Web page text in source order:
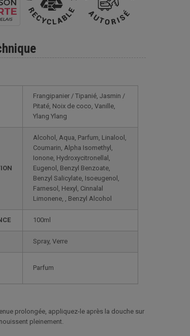
Frangipanier / Tipanié, Jasmin /
Pitaté, Noix de coco, Vanille,
Ylang Ylang
Alcohol, Aqua, Parfum, Linalool,
Coumarin, Alpha Isomethyl,
Ionone, Hydroxycitronellal,
Eugenol, Benzyl Benzoate,
Benzyl Salicylate, Isoeugenol,
Farnesol, Hexyl, Cinnalal
Limonene, , Benzyl Alcohol
100ml
Spray, Verre
Parfum
prolongée, appliquez-le après la douche sur
pleinement.